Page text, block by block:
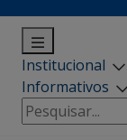
Institucional
Informativos
Pesquisar
por: